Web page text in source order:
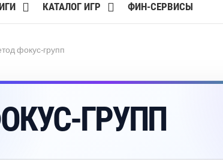
КАТАЛОГ ИГР ФИН-СЕРВИСЫ
фокус-групп
ГРУПП